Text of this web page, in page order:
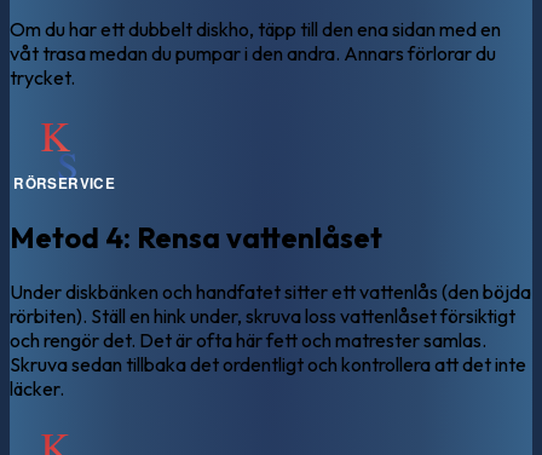
Om du har ett dubbelt diskho, täpp till den ena sidan med en
våt trasa medan du pumpar i den andra. Annars förlorar du
trycket.
Metod 4: Rensa vattenlåset
Under diskbänken och handfatet sitter ett vattenlås (den böjda
rörbiten). Ställ en hink under, skruva loss vattenlåset försiktigt
och rengör det. Det är ofta här fett och matrester samlas.
Skruva sedan tillbaka det ordentligt och kontrollera att det inte
läcker.